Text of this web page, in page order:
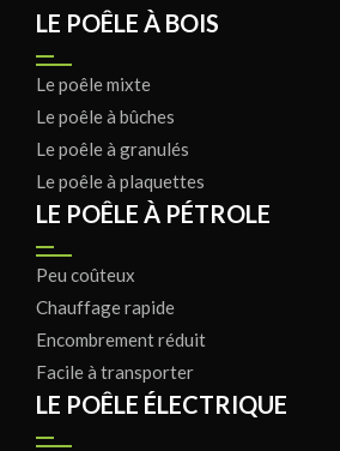
LE POÊLE À BOIS
Le poêle mixte
Le poêle à bûches
Le poêle à granulés
Le poêle à plaquettes
LE POÊLE À PÉTROLE
Peu coûteux
Chauffage rapide
Encombrement réduit
Facile à transporter
LE POÊLE ÉLECTRIQUE